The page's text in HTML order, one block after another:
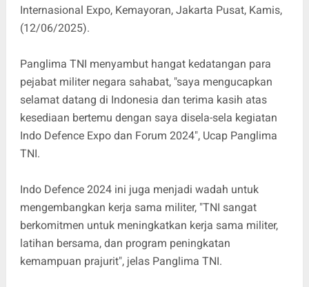
Internasional Expo, Kemayoran, Jakarta Pusat, Kamis,
(12/06/2025).
Panglima TNI menyambut hangat kedatangan para
pejabat militer negara sahabat, "saya mengucapkan
selamat datang di Indonesia dan terima kasih atas
kesediaan bertemu dengan saya disela-sela kegiatan
Indo Defence Expo dan Forum 2024", Ucap Panglima
TNI.
Indo Defence 2024 ini juga menjadi wadah untuk
mengembangkan kerja sama militer, "TNI sangat
berkomitmen untuk meningkatkan kerja sama militer,
latihan bersama, dan program peningkatan
kemampuan prajurit", jelas Panglima TNI.